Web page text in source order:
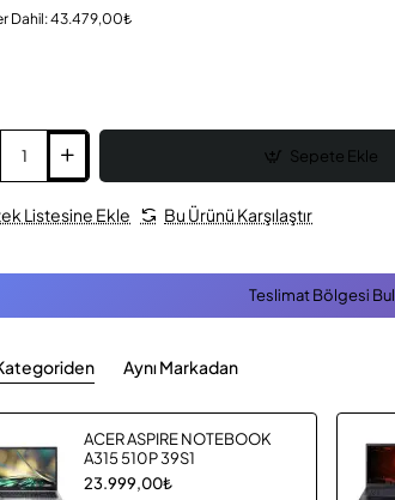
Dahil: 43.479,00₺
Sepete Ekle
Listesine Ekle Bu Ürünü Karşılaştır
Teslimat Bölgesi Bul
Aynı Markadan
ACER ASPIRE NOTEBOOK
A315 510P 39S1
23.999,00₺